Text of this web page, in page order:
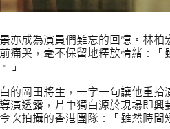
亦成為演員們難忘的回憶。林
痛哭，毫不保留地釋放情緒：
」
的岡田將生，一字一句讓他重
演透露，片中獨白源於現場即
次拍攝的香港團隊：「雖然時